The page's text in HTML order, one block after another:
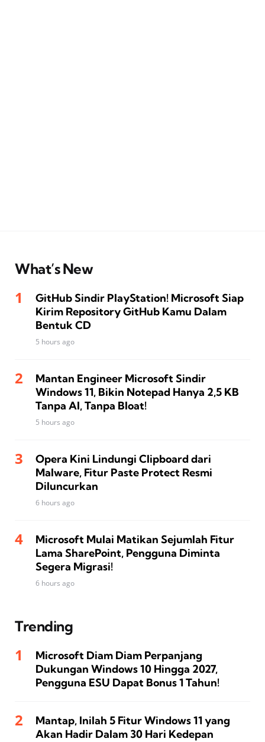
What’s New
GitHub Sindir PlayStation! Microsoft Siap
Kirim Repository GitHub Kamu Dalam
Bentuk CD
5 hours ago
Mantan Engineer Microsoft Sindir
Windows 11, Bikin Notepad Hanya 2,5 KB
Tanpa AI, Tanpa Bloat!
5 hours ago
Opera Kini Lindungi Clipboard dari
Malware, Fitur Paste Protect Resmi
Diluncurkan
6 hours ago
Microsoft Mulai Matikan Sejumlah Fitur
Lama SharePoint, Pengguna Diminta
Segera Migrasi!
6 hours ago
Trending
Microsoft Diam Diam Perpanjang
Dukungan Windows 10 Hingga 2027,
Pengguna ESU Dapat Bonus 1 Tahun!
Mantap, Inilah 5 Fitur Windows 11 yang
Akan Hadir Dalam 30 Hari Kedepan